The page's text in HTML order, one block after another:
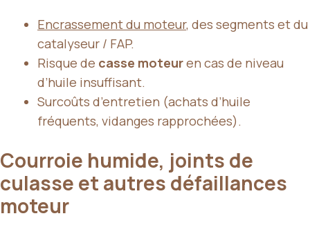
Encrassement du moteur, des segments et du
catalyseur / FAP.
Risque de casse moteuren cas de niveau
d’huile insuffisant.
Surcoûts d’entretien (achats d’huile
fréquents, vidanges rapprochées).
Courroie humide, joints de
culasse et autres défaillances
moteur